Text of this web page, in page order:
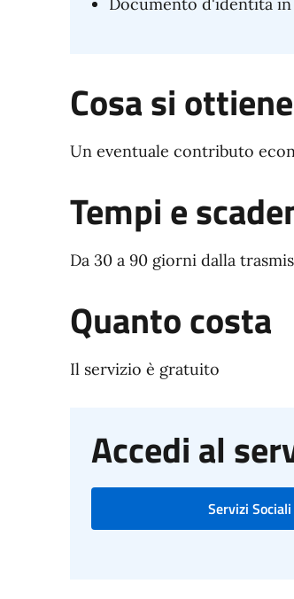
Documento d'identità
Cosa si ottiene
Un eventuale contributo
Tempi e
Da 30 a 90 giorni dalla
Quanto costa
Il servizio è gratuito
Accedi al
Servizi Sociali